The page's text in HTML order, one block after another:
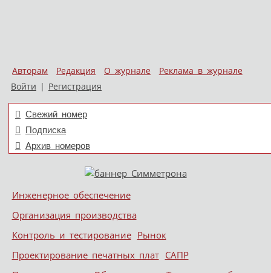
Авторам Редакция О журнале
Реклама в журнале
Войти | Регистрация
Свежий номер
Подписка
Архив номеров
Меню
Skip to content
Инженерное обеспечение
Организация производства
Контроль и тестирование Рынок
Проектирование печатных плат САПР